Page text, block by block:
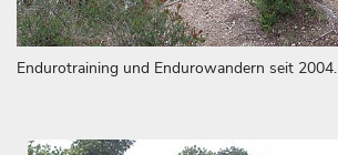
Endurotraining und Endurowandern seit 2004.